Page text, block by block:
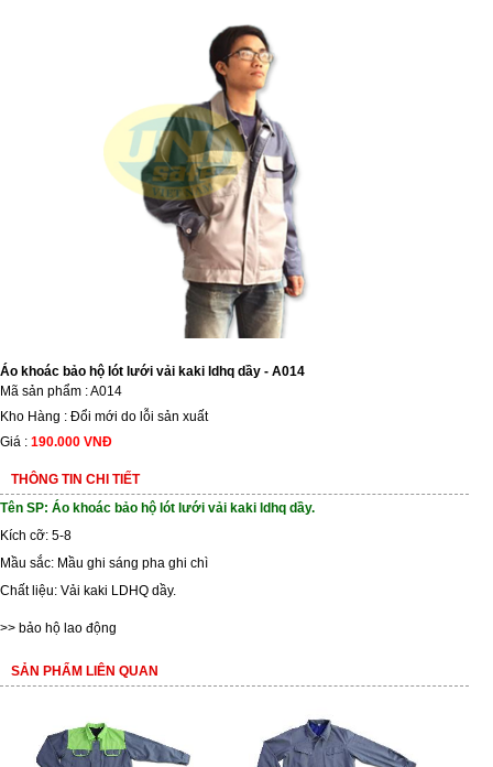
Áo khoác bảo hộ lót lưới vải kaki ldhq dầy - A014
Mã sản phẩm : A014
Kho Hàng : Đổi mới do lỗi sản xuất
Giá : 190.000 VNĐ
THÔNG TIN CHI TIẾT
Tên SP: Áo khoác bảo hộ lót lưới vải kaki ldhq dầy.
Kích cỡ: 5-8
Mầu sắc: Mầu ghi sáng pha ghi chì
Chất liệu: Vải kaki LDHQ dầy.
>> bảo hộ lao động
SẢN PHẨM LIÊN QUAN